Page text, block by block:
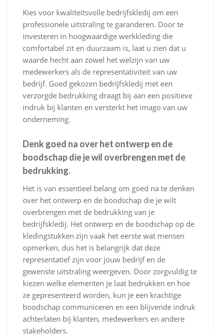
Kies voor kwaliteitsvolle bedrijfskledij om een
professionele uitstraling te garanderen. Door te
investeren in hoogwaardige werkkleding die
comfortabel zit en duurzaam is, laat u zien dat u
waarde hecht aan zowel het welzijn van uw
medewerkers als de representativiteit van uw
bedrijf. Goed gekozen bedrijfskledij met een
verzorgde bedrukking draagt bij aan een positieve
indruk bij klanten en versterkt het imago van uw
onderneming.
Denk goed na over het ontwerp en de
boodschap die je wil overbrengen met de
bedrukking.
Het is van essentieel belang om goed na te denken
over het ontwerp en de boodschap die je wilt
overbrengen met de bedrukking van je
bedrijfskledij. Het ontwerp en de boodschap op de
kledingstukken zijn vaak het eerste wat mensen
opmerken, dus het is belangrijk dat deze
representatief zijn voor jouw bedrijf en de
gewenste uitstraling weergeven. Door zorgvuldig te
kiezen welke elementen je laat bedrukken en hoe
ze gepresenteerd worden, kun je een krachtige
boodschap communiceren en een blijvende indruk
achterlaten bij klanten, medewerkers en andere
stakeholders.